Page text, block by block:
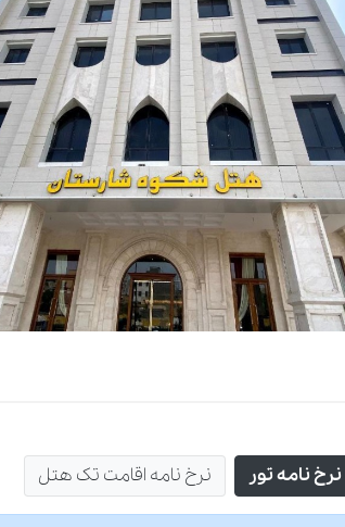
نرخ نامه تور نرخ نامه اقامت تک هتل